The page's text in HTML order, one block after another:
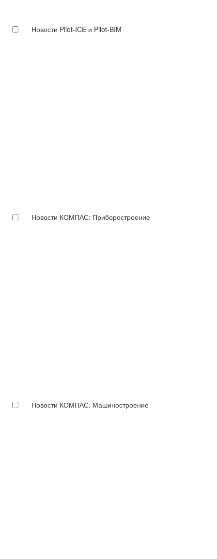
Новости Pilot-ICE и Pilot-BIM
Новости КОМПАС: Приборостроение
Новости КОМПАС: Машиностроение